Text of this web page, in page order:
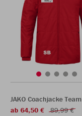
JAKO Coachjacke Team
ab 64,50 €
89,99 €